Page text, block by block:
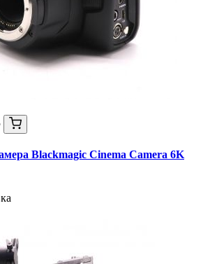
Blackmagic Cinema Camera 6K